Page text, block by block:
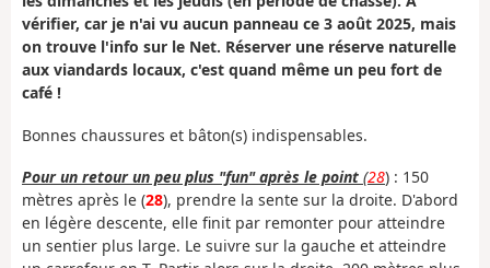
vérifier, car je n'ai vu aucun panneau ce 3 août 2025, mais
on trouve l'info sur le Net. Réserver une réserve naturelle
aux viandards locaux, c'est quand même un peu fort de
café !
Bonnes chaussures et bâton(s) indispensables.
Pour un retour un peu plus "fun" après le point (28) : 150
mètres après le (28), prendre la sente sur la droite. D'abord
en légère descente, elle finit par remonter pour atteindre
un sentier plus large. Le suivre sur la gauche et atteindre